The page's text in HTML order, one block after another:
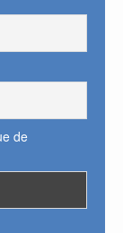
de